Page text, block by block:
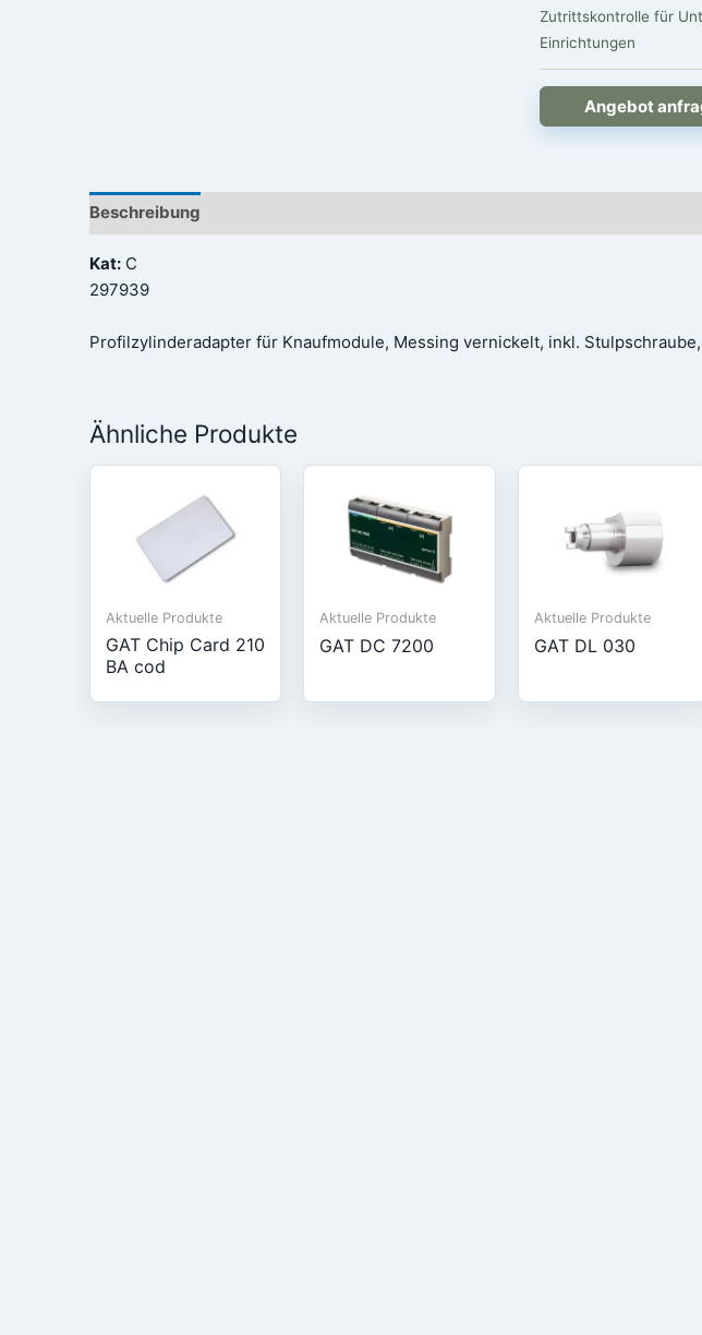
Zutrittskontrolle für
Einrichtungen
Angebot
Beschreibung
Kat: C
297939
Profilzylinderadapter für Knaufmodule, Messing vernickelt, inkl.
Ähnliche Produkte
Aktuelle Produkte
GAT Chip Card 210
BA cod
Aktuelle Produkte
GAT DC 7200
Aktuelle Produkte
GAT DL 030